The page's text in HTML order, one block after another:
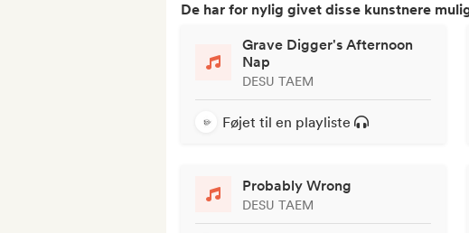
De har for nylig givet disse kunstnere
Grave Digger's Afternoon
Nap
DESU TAEM
Føjet til en playliste
Probably Wrong
DESU TAEM